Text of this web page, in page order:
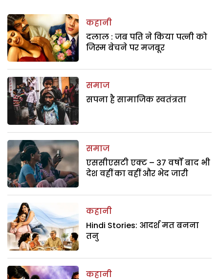
कहानी
दलाल : जब पति ने किया पत्नी को
जिस्म बेचने पर मजबूर
समाज
सपना है सामाजिक स्वतंत्रता
समाज
एससीएसटी एक्ट – 37 वर्षों बाद भी
देश वहीं का वहीं और भेद जारी
कहानी
Hindi Stories: आदर्श मत बनना
तनु
कहानी